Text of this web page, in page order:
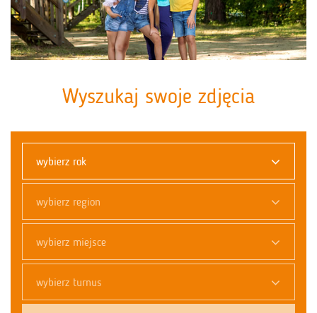
Wyszukaj swoje zdjęcia
wybierz rok
wybierz region
wybierz miejsce
wybierz turnus